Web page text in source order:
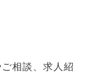
相談、求人紹